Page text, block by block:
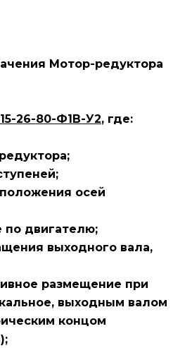
Мотор-редуктора
26-80-Ф1В-У2, где:
осей
по двигателю;
выходного вала,
размещение при
выходным валом
концом